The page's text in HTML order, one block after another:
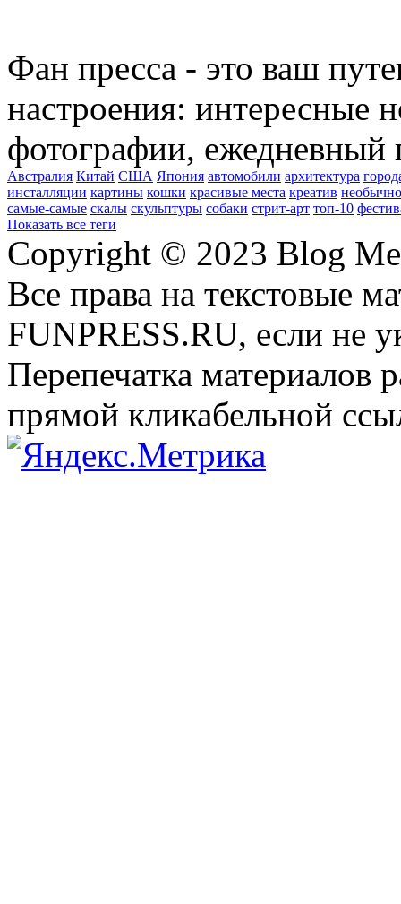
Фан пресса - это ваш
настроения: интересные
фотографии, ежедневный
Австралия Китай США Япония автомобили архитектура
инсталляции картины кошки красивые места креатив
самые-самые скалы скульптуры собаки стрит-арт топ-10
Показать все теги
Copyright © 2023 Blog
Все права на текстовые
FUNPRESS.RU, если не
Перепечатка материалов
прямой кликабельной